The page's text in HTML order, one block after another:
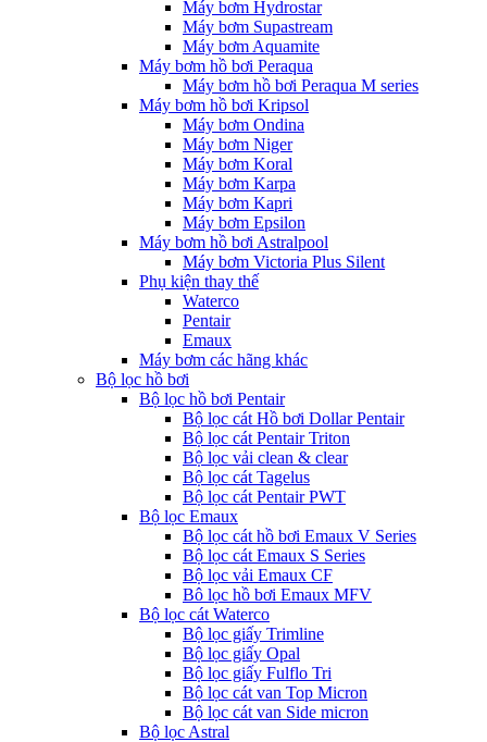
Máy bơm Hydrostar
Máy bơm Supastream
Máy bơm Aquamite
Máy bơm hồ bơi Peraqua
Máy bơm hồ bơi Peraqua M series
Máy bơm hồ bơi Kripsol
Máy bơm Ondina
Máy bơm Niger
Máy bơm Koral
Máy bơm Karpa
Máy bơm Kapri
Máy bơm Epsilon
Máy bơm hồ bơi Astralpool
Máy bơm Victoria Plus Silent
Phụ kiện thay thế
Waterco
Pentair
Emaux
Máy bơm các hãng khác
Bộ lọc hồ bơi
Bộ lọc hồ bơi Pentair
Bộ lọc cát Hồ bơi Dollar Pentair
Bộ lọc cát Pentair Triton
Bộ lọc vải clean & clear
Bộ lọc cát Tagelus
Bộ lọc cát Pentair PWT
Bộ lọc Emaux
Bộ lọc cát hồ bơi Emaux V Series
Bộ lọc cát Emaux S Series
Bộ lọc vải Emaux CF
Bô lọc hồ bơi Emaux MFV
Bộ lọc cát Waterco
Bộ lọc giấy Trimline
Bộ lọc giấy Opal
Bộ lọc giấy Fulflo Tri
Bộ lọc cát van Top Micron
Bộ lọc cát van Side micron
Bộ lọc Astral